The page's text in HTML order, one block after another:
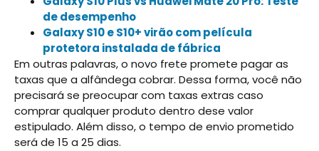
de desempenho
Galaxy S10 e S10+ virão com película
protetora instalada de fábrica
Em outras palavras, o novo frete promete pagar as
taxas que a alfândega cobrar. Dessa forma, você não
precisará se preocupar com taxas extras caso
comprar qualquer produto dentro dese valor
estipulado. Além disso, o tempo de envio prometido
será de 15 a 25 dias.